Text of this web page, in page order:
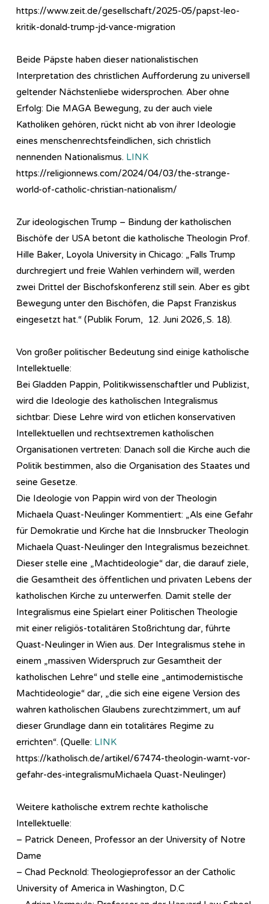
https://www.zeit.de/gesellschaft/2025-05/papst-leo-
kritik-donald-trump-jd-vance-migration
Beide Päpste haben dieser nationalistischen
Interpretation des christlichen Aufforderung zu universell
geltender Nächstenliebe widersprochen. Aber ohne
Erfolg: Die MAGA Bewegung, zu der auch viele
Katholiken gehören, rückt nicht ab von ihrer Ideologie
eines menschenrechtsfeindlichen, sich christlich
nennenden Nationalismus. LINK
https://religionnews.com/2024/04/03/the-strange-
world-of-catholic-christian-nationalism/
Zur ideologischen Trump – Bindung der katholischen
Bischöfe der USA betont die katholische Theologin Prof.
Hille Baker, Loyola University in Chicago: „Falls Trump
durchregiert und freie Wahlen verhindern will, werden
zwei Drittel der Bischofskonferenz still sein. Aber es gibt
Bewegung unter den Bischöfen, die Papst Franziskus
eingesetzt hat.“ (Publik Forum, 12. Juni 2026,.S. 18).
Von großer politischer Bedeutung sind einige katholische
Intellektuelle:
Bei Gladden Pappin, Politikwissenschaftler und Publizist,
wird die Ideologie des katholischen Integralismus
sichtbar: Diese Lehre wird von etlichen konservativen
Intellektuellen und rechtsextremen katholischen
Organisationen vertreten: Danach soll die Kirche auch die
Politik bestimmen, also die Organisation des Staates und
seine Gesetze.
Die Ideologie von Pappin wird von der Theologin
Michaela Quast-Neulinger Kommentiert: „Als eine Gefahr
für Demokratie und Kirche hat die Innsbrucker Theologin
Michaela Quast-Neulinger den Integralismus bezeichnet.
Dieser stelle eine „Machtideologie“ dar, die darauf ziele,
die Gesamtheit des öffentlichen und privaten Lebens der
katholischen Kirche zu unterwerfen. Damit stelle der
Integralismus eine Spielart einer Politischen Theologie
mit einer religiös-totalitären Stoßrichtung dar, führte
Quast-Neulinger in Wien aus. Der Integralismus stehe in
einem „massiven Widerspruch zur Gesamtheit der
katholischen Lehre“ und stelle eine „antimodernistische
Machtideologie“ dar, „die sich eine eigene Version des
wahren katholischen Glaubens zurechtzimmert, um auf
dieser Grundlage dann ein totalitäres Regime zu
errichten“. (Quelle: LINK
https://katholisch.de/artikel/67474-theologin-warnt-vor-
gefahr-des-integralismuMichaela Quast-Neulinger)
Weitere katholische extrem rechte katholische
Intellektuelle:
– Patrick Deneen, Professor an der University of Notre
Dame
– Chad Pecknold: Theologieprofessor an der Catholic
University of America in Washington, D.C